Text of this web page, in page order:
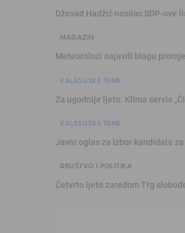
Dževad Hadžić nosilac SDP-ove
MAGAZIN
Meteorolozi najavili blagu
KALESIJSKE TEME
Za ugodnije ljeto: Klima servis
KALESIJSKE TEME
Javni oglas za izbor kandidata
DRUŠTVO I POLITIKA
Četvrto ljeto zaredom Trg